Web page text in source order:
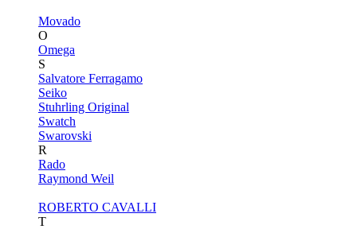
Movado
O
Omega
S
Salvatore Ferragamo
Seiko
Stuhrling Original
Swatch
Swarovski
R
Rado
Raymond Weil
ROBERTO CAVALLI
T